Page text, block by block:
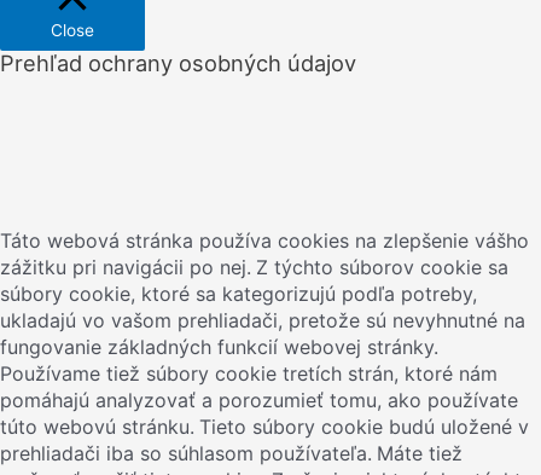
Close
Prehľad ochrany osobných údajov
Táto webová stránka používa cookies na zlepšenie vášho
zážitku pri navigácii po nej. Z týchto súborov cookie sa
súbory cookie, ktoré sa kategorizujú podľa potreby,
ukladajú vo vašom prehliadači, pretože sú nevyhnutné na
fungovanie základných funkcií webovej stránky.
Používame tiež súbory cookie tretích strán, ktoré nám
pomáhajú analyzovať a porozumieť tomu, ako používate
túto webovú stránku. Tieto súbory cookie budú uložené v
prehliadači iba so súhlasom používateľa. Máte tiež